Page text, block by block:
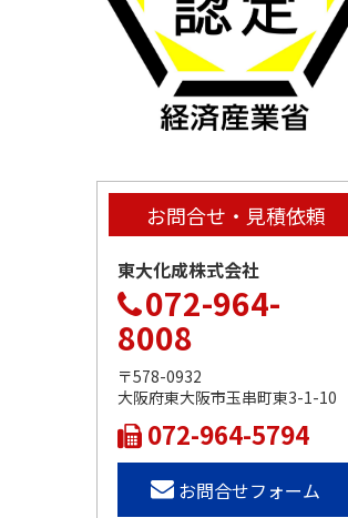
お問合せ・見積依頼
東大化成株式会社
072-964-
8008
〒578-0932
大阪府東大阪市玉串町東3-1-10
072-964-5794
お問合せフォーム